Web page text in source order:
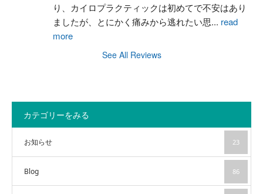
り、カイロプラクティックは初めてで不安はあり
ましたが、とにかく痛みから逃れたい思... read
more
See All Reviews
カテゴリーをみる
お知らせ 23
Blog 86